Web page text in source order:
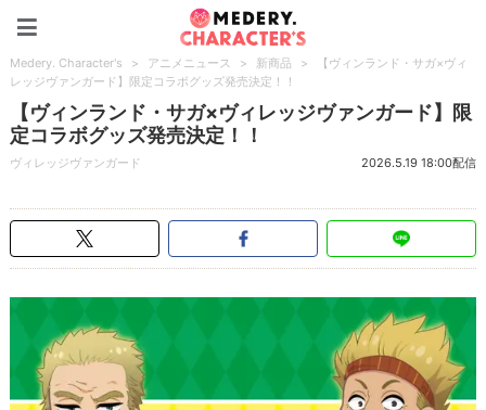
Medery. Character's > アニメニュース > 新商品 >
【ヴィンランド・サガ×ヴィ
レッジヴァンガード】限定コラボグッズ発売決定！！
【ヴィンランド・サガ×ヴィレッジヴァンガード】限
定コラボグッズ発売決定！！
ヴィレッジヴァンガード 2026.5.19 18:00配信